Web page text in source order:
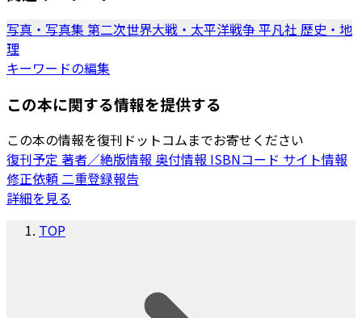
写真・写真集 第二次世界大戦・太平洋戦争平凡社 歴史・地
理
キーワードの編集
この本に関する情報を提供する
この本の情報を復刊ドットコムまでお寄せください
復刊予定 著者／絶版情報 奥付情報 ISBNコード サイト情報
修正依頼 二重登録報告
詳細を見る
TOP